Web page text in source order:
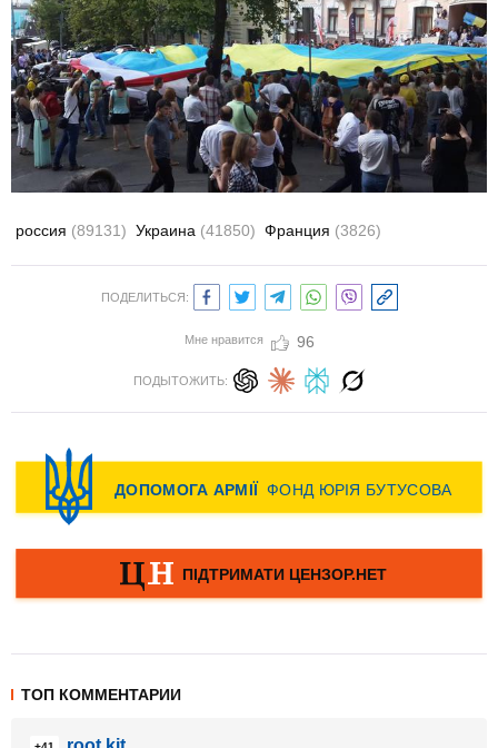
россия (89131) Украина (41850) Франция (3826)
ПОДЕЛИТЬСЯ:
Мне нравится 96
ПОДЫТОЖИТЬ:
ТОП КОММЕНТАРИИ